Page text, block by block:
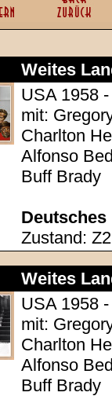
Weites
USA 1958
mit:
Charlton
Alfonso
Buff Brady
Deutsches
Zustand:
Weites
USA 1958
mit:
Charlton
Alfonso
Buff Brady